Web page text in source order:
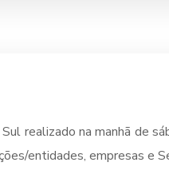
realizado na manhã de
entidades, empresas e